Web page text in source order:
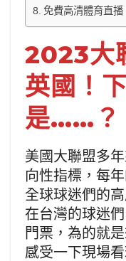
免費高清體育直播
2023大
英國！
是……？
美國大聯盟多
向性指標，每
全球球迷們的
在台灣的球迷
門票，為的就
感受一下現場